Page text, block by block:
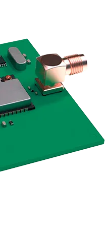
с разомкнутым контуром)
контуром)